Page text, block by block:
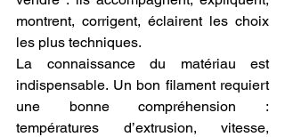
montrent, corrigent, éclairent les choix
les plus techniques.
La connaissance du matériau est
indispensable. Un bon filament requiert
une bonne compréhension :
températures d’extrusion, vitesse,